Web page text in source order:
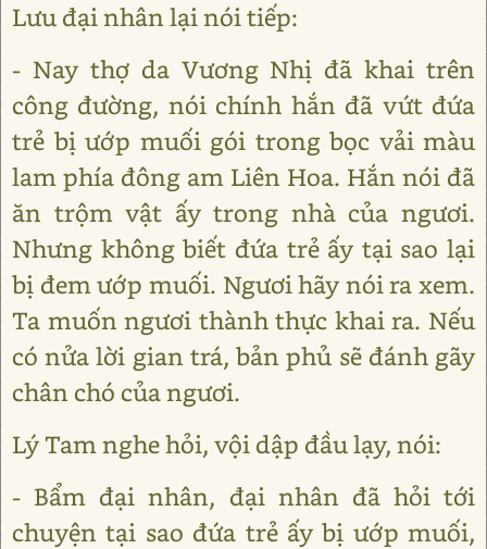
Lưu đại nhân lại nói tiếp:
- Nay thợ da Vương Nhị đã khai trên
công đường, nói chính hắn đã vứt đứa
trẻ bị ướp muối gói trong bọc vải màu
lam phía đông am Liên Hoa. Hắn nói đã
ăn trộm vật ấy trong nhà của ngươi.
Nhưng không biết đứa trẻ ấy tại sao lại
bị đem ướp muối. Ngươi hãy nói ra xem.
Ta muốn ngươi thành thực khai ra. Nếu
có nửa lời gian trá, bản phủ sẽ đánh gãy
chân chó của ngươi.
Lý Tam nghe hỏi, vội dập đầu lạy, nói:
- Bẩm đại nhân, đại nhân đã hỏi tới
chuyện tại sao đứa trẻ ấy bị ướp muối,